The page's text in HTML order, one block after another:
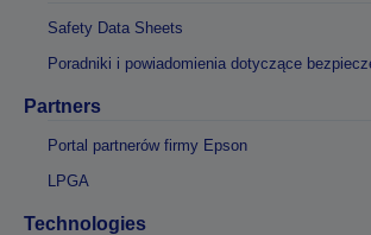
Safety Data Sheets
Poradniki i powiadomienia dotyczące
Partners
Portal partnerów firmy Epson
LPGA
Technologies